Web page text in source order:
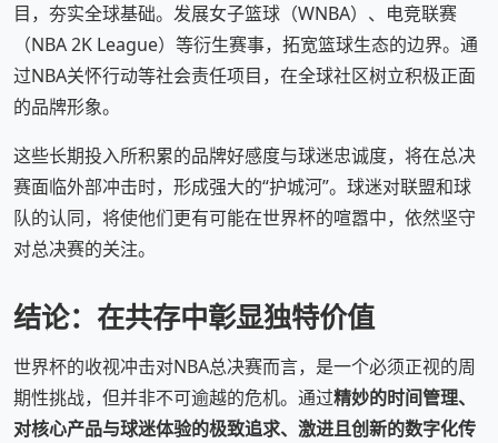
目，夯实全球基础。发展女子篮球（WNBA）、电竞联赛
（NBA 2K League）等衍生赛事，拓宽篮球生态的边界。通
过NBA关怀行动等社会责任项目，在全球社区树立积极正面
的品牌形象。
这些长期投入所积累的品牌好感度与球迷忠诚度，将在总决
赛面临外部冲击时，形成强大的“护城河”。球迷对联盟和球
队的认同，将使他们更有可能在世界杯的喧嚣中，依然坚守
对总决赛的关注。
结论：在共存中彰显独特价值
世界杯的收视冲击对NBA总决赛而言，是一个必须正视的周
期性挑战，但并非不可逾越的危机。通过精妙的时间管理、
对核心产品与球迷体验的极致追求、激进且创新的数字化传